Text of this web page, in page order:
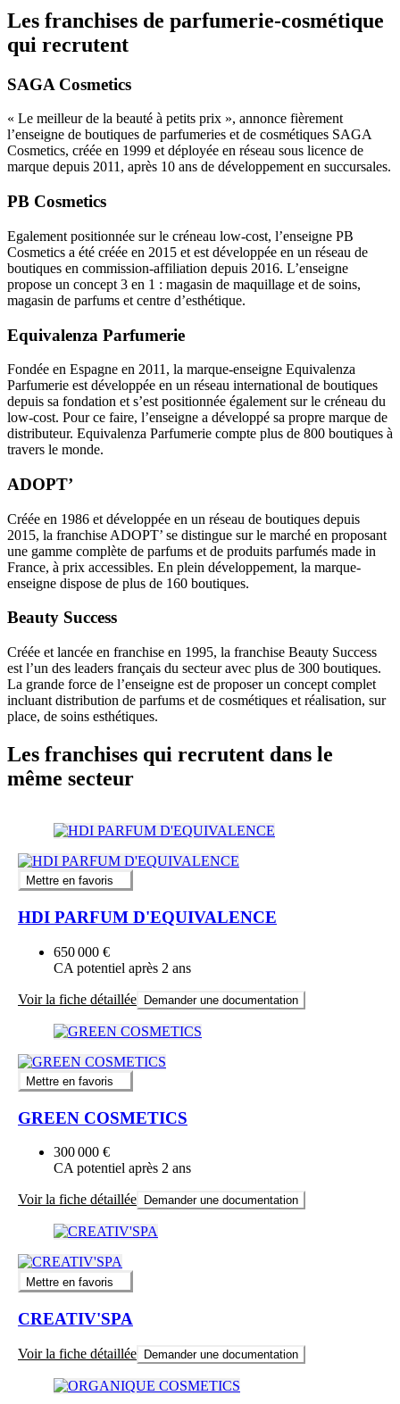
Les franchises de parfumerie-cosmétique
qui recrutent
SAGA Cosmetics
« Le meilleur de la beauté à petits prix », annonce fièrement
l’enseigne de boutiques de parfumeries et de cosmétiques SAGA
Cosmetics, créée en 1999 et déployée en réseau sous licence de
marque depuis 2011, après 10 ans de développement en succursales.
PB Cosmetics
Egalement positionnée sur le créneau low-cost, l’enseigne PB
Cosmetics a été créée en 2015 et est développée en un réseau de
boutiques en commission-affiliation depuis 2016. L’enseigne
propose un concept 3 en 1 : magasin de maquillage et de soins,
magasin de parfums et centre d’esthétique.
Equivalenza Parfumerie
Fondée en Espagne en 2011, la marque-enseigne Equivalenza
Parfumerie est développée en un réseau international de boutiques
depuis sa fondation et s’est positionnée également sur le créneau du
low-cost. Pour ce faire, l’enseigne a développé sa propre marque de
distributeur. Equivalenza Parfumerie compte plus de 800 boutiques à
travers le monde.
ADOPT’
Créée en 1986 et développée en un réseau de boutiques depuis
2015, la franchise ADOPT’ se distingue sur le marché en proposant
une gamme complète de parfums et de produits parfumés made in
France, à prix accessibles. En plein développement, la marque-
enseigne dispose de plus de 160 boutiques.
Beauty Success
Créée et lancée en franchise en 1995, la franchise Beauty Success
est l’un des leaders français du secteur avec plus de 300 boutiques.
La grande force de l’enseigne est de proposer un concept complet
incluant distribution de parfums et de cosmétiques et réalisation, sur
place, de soins esthétiques.
Les franchises qui recrutent dans le
même secteur
Mettre en favoris
HDI PARFUM D'EQUIVALENCE
650 000 €
CA potentiel après 2 ans
Voir la fiche détaillée Demander une documentation
Mettre en favoris
GREEN COSMETICS
300 000 €
CA potentiel après 2 ans
Voir la fiche détaillée Demander une documentation
Mettre en favoris
CREATIV'SPA
Voir la fiche détaillée Demander une documentation